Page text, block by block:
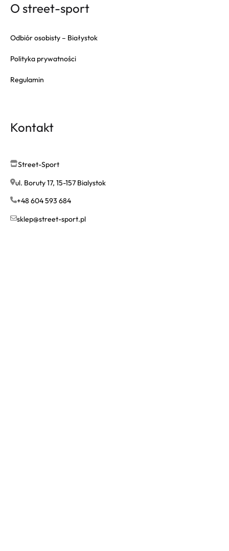
O street-sport
Odbiór osobisty – Białystok
Polityka prywatności
Regulamin
Kontakt
Street-Sport
ul. Boruty 17, 15-157 Bialystok
+48 604 593 684
sklep@street-sport.pl